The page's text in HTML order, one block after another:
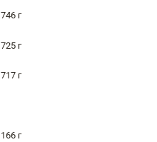
746 г
725 г
717 г
166 г